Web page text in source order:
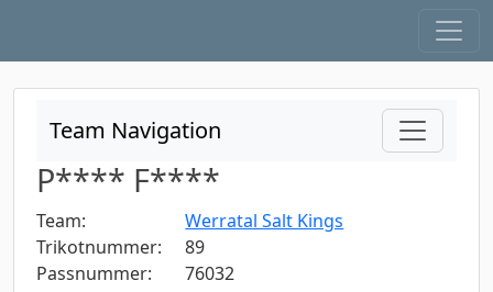
Team Navigation
P**** F****
Team:
Werratal Salt Kings
Trikotnummer:
89
Passnummer:
76032